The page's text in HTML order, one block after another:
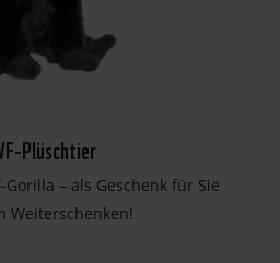
Plüschtier
Gorilla – als Geschenk für Sie
Weiterschenken!